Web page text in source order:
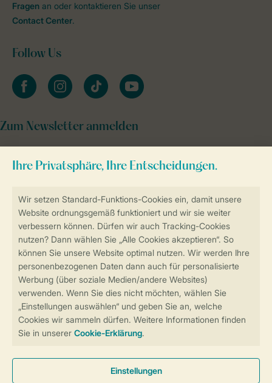
Sicherstellung Deiner Privatsphäre
Sicher und schnell zur Online-Buchung
Sichere Datenübertragung
Sicheres Bezahlen
Fragen an oder kontaktieren Sie unser
Contact Center.
Follow Us
facebookinstagramtiktok youtube
Zum Newsletter anmelden